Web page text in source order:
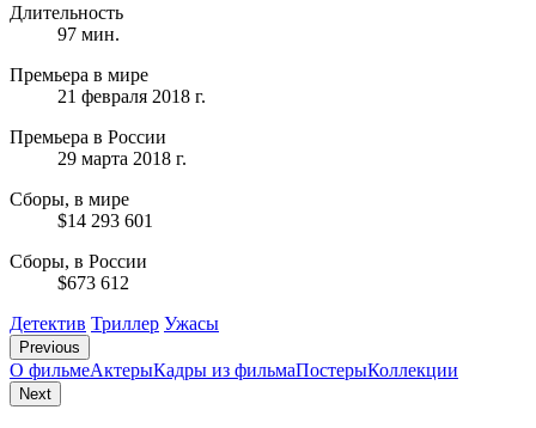
Длительность
97 мин.
Премьера в мире
21 февраля 2018 г.
Премьера в России
29 марта 2018 г.
Сборы, в мире
$14 293 601
Сборы, в России
$673 612
Детектив Триллер Ужасы
Previous
О фильмеАктерыКадры из фильмaПостерыКоллекции
Next